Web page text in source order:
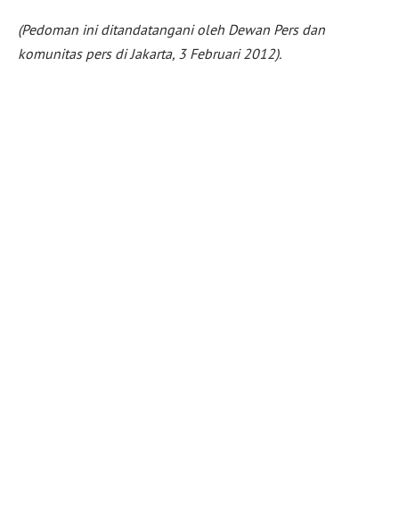
(Pedoman ini ditandatangani oleh Dewan Pers dan
komunitas pers di Jakarta, 3 Februari 2012).